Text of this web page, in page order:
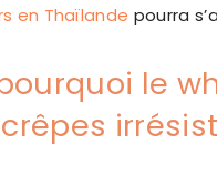
en Thaïlande pourra
le